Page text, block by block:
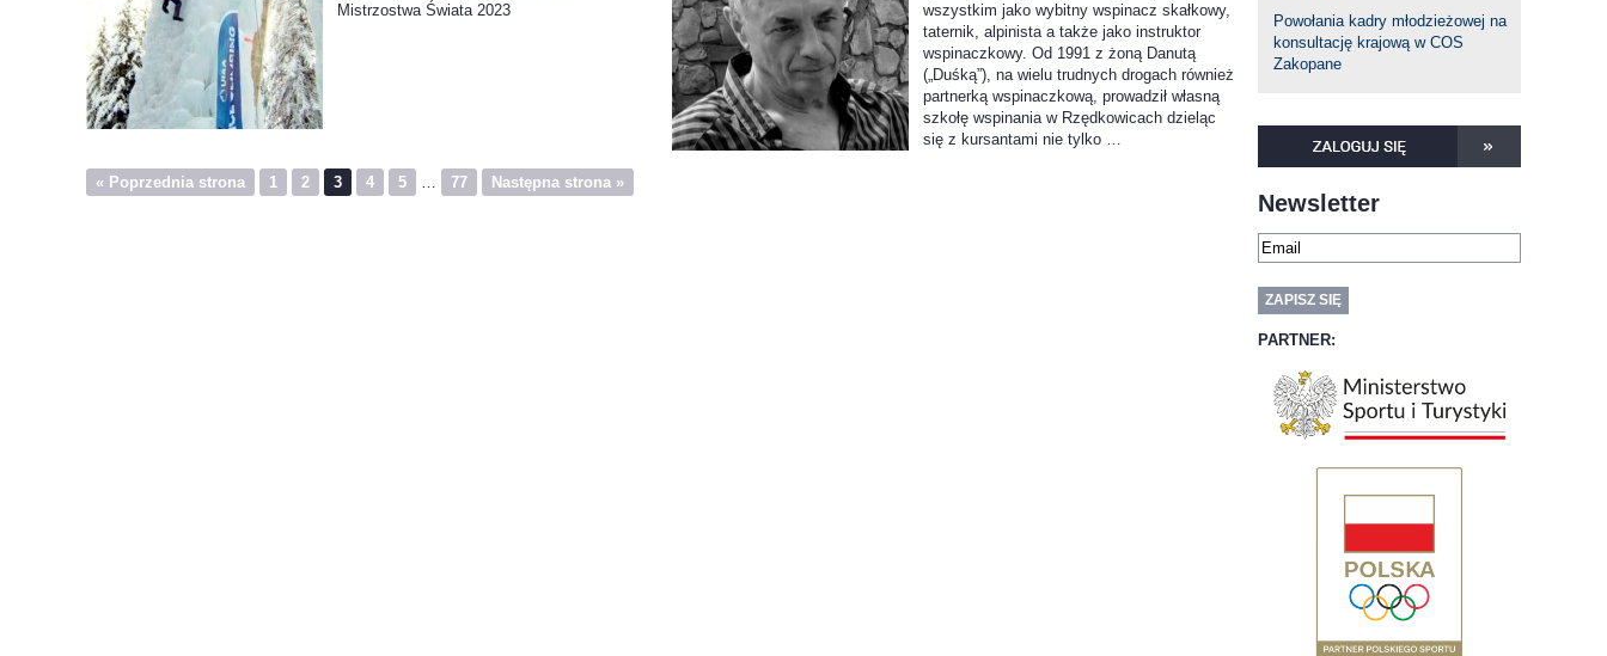
Powołania kadry młodzieżowej na
konsultację krajową w COS
Zakopane
Newsletter
PARTNER:
Mistrzostwa Świata 2023
wszystkim jako wybitny wspinacz skałkowy,
taternik, alpinista a także jako instruktor
wspinaczkowy. Od 1991 z żoną Danutą
(„Duśką”), na wielu trudnych drogach również
partnerką wspinaczkową, prowadził własną
szkołę wspinania w Rzędkowicach dzieląc
się z kursantami nie tylko …
« Poprzednia strona 1 2 3 4 5 … 77 Następna strona »